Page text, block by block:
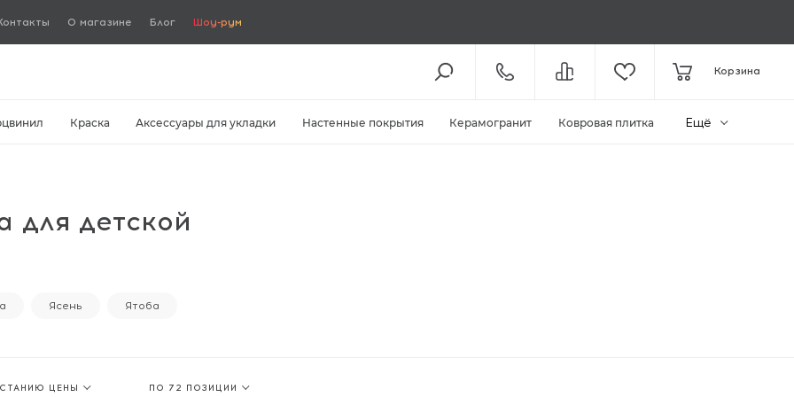
О магазине Блог Шоу-рум
8 (800) 301-61-43
КОЛЛ-ЦЕНТР / С 10:00
Корзина
Краска Аксессуары для укладки Настенные покрытия Керамогранит Ковровая плитка Ещё
для детской
Ясень Ятоба
ЦЕНЫ ПО 72 ПОЗИЦИИ